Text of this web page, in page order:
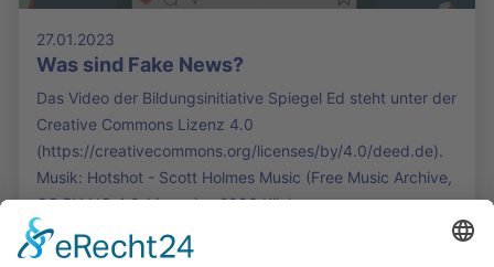
27.01.2023
Was sind Fake News?
Das Video der Bildungsinitiative Spiegel Ed steht unter der
Creative Commons Lizenz 4.0
(https://creativecommons.org/licenses/by/4.0/deed.de).
Musik: Hotshot - Scott Holmes Music (Free Music Archive,
CC BY-NC 4.0-Lizenz). - 2983 Klicks